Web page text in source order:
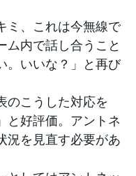
ミ、これは今無線で
ム内で話し合うこと
。いいな？」と再び
のこうした対応を
と好評価。アントネ
況を見直す必要があ